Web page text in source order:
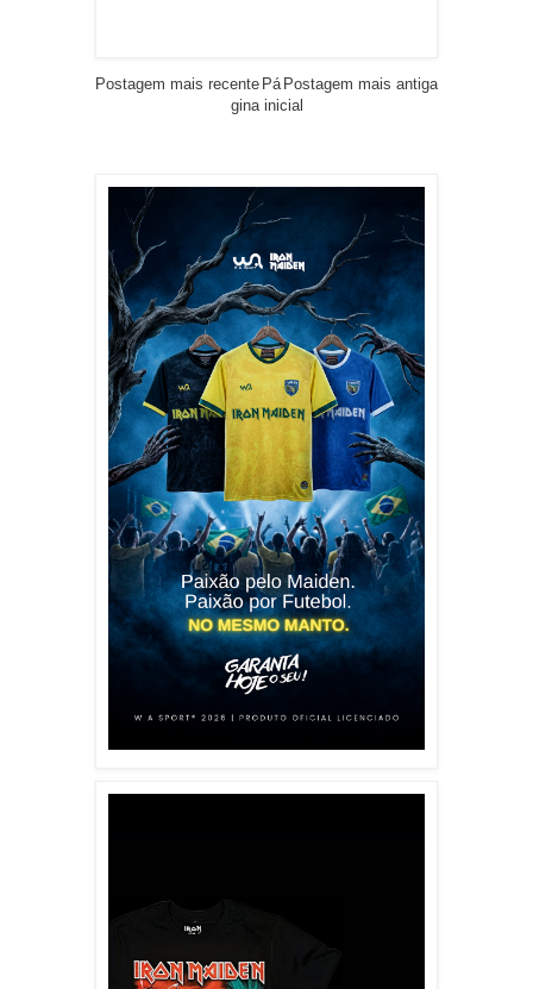
Postagem mais recente Postagem mais antiga
Pá
gina inicial